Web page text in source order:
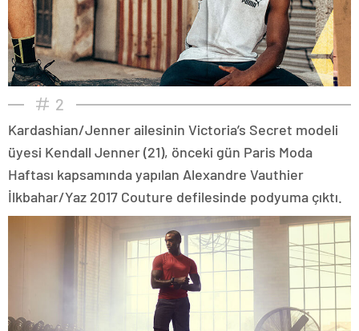
2
Kardashian/Jenner ailesinin Victoria’s Secret modeli
üyesi Kendall Jenner (21), önceki gün Paris Moda
Haftası kapsamında yapılan Alexandre Vauthier
İlkbahar/Yaz 2017 Couture defilesinde podyuma çıktı.